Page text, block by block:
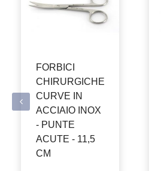
FORBICI
CHIRURGICHE
CURVE IN
ACCIAIO INOX
- PUNTE
ACUTE - 11,5
CM